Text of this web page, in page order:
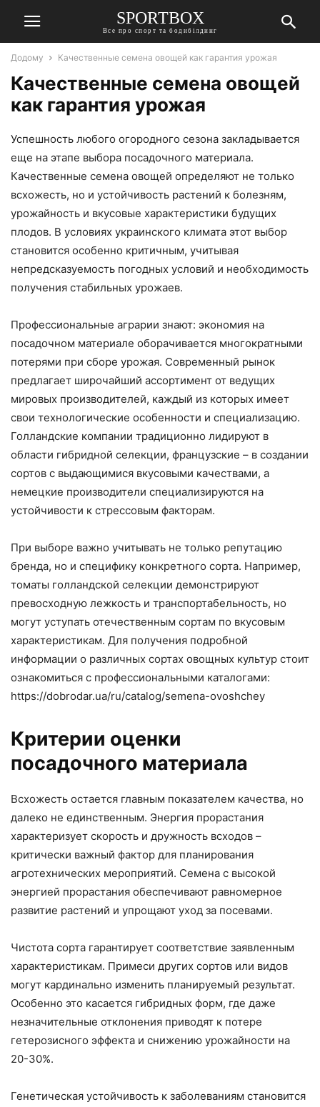
SPORTBOX
Все про спорт та бодибілдинг
Додому Качественные семена овощей как гарантия урожая
Качественные семена овощей
как гарантия урожая
Успешность любого огородного сезона закладывается
еще на этапе выбора посадочного материала.
Качественные семена овощей определяют не только
всхожесть, но и устойчивость растений к болезням,
урожайность и вкусовые характеристики будущих
плодов. В условиях украинского климата этот выбор
становится особенно критичным, учитывая
непредсказуемость погодных условий и необходимость
получения стабильных урожаев.
Профессиональные аграрии знают: экономия на
посадочном материале оборачивается многократными
потерями при сборе урожая. Современный рынок
предлагает широчайший ассортимент от ведущих
мировых производителей, каждый из которых имеет
свои технологические особенности и специализацию.
Голландские компании традиционно лидируют в
области гибридной селекции, французские – в создании
сортов с выдающимися вкусовыми качествами, а
немецкие производители специализируются на
устойчивости к стрессовым факторам.
При выборе важно учитывать не только репутацию
бренда, но и специфику конкретного сорта. Например,
томаты голландской селекции демонстрируют
превосходную лежкость и транспортабельность, но
могут уступать отечественным сортам по вкусовым
характеристикам. Для получения подробной
информации о различных сортах овощных культур стоит
ознакомиться с профессиональными каталогами:
https://dobrodar.ua/ru/catalog/semena-ovoshchey
Критерии оценки
посадочного материала
Всхожесть остается главным показателем качества, но
далеко не единственным. Энергия прорастания
характеризует скорость и дружность всходов –
критически важный фактор для планирования
агротехнических мероприятий. Семена с высокой
энергией прорастания обеспечивают равномерное
развитие растений и упрощают уход за посевами.
Чистота сорта гарантирует соответствие заявленным
характеристикам. Примеси других сортов или видов
могут кардинально изменить планируемый результат.
Особенно это касается гибридных форм, где даже
незначительные отклонения приводят к потере
гетерозисного эффекта и снижению урожайности на
20-30%.
Генетическая устойчивость к заболеваниям становится